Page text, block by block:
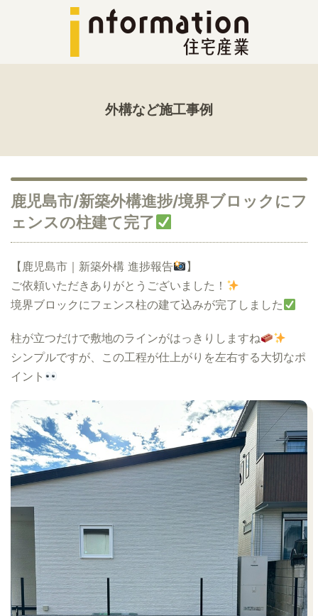
外構など施工事例
鹿児島市/新築外構進捗/境界ブロックにフ
ェンスの柱建て完了
【鹿児島市｜新築外構 進捗報告
】
ご依頼いただきありがとうございました！
境界ブロックにフェンス柱の建て込みが完了しました
柱が立つだけで敷地のラインがはっきりしますね
シンプルですが、この工程が仕上がりを左右する大切なポ
イント